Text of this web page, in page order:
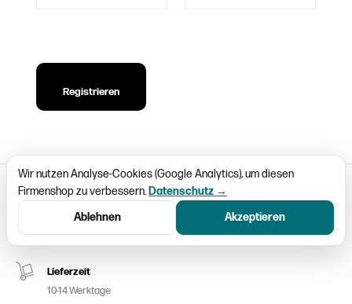
Registrieren
Schweizweiter Versand
Paketversand CHF 9.50
Lieferzeit
10-14 Werktage
Wir nutzen Analyse-Cookies (Google Analytics), um diesen
Firmenshop zu verbessern. Datenschutz →
Ablehnen
Akzeptieren